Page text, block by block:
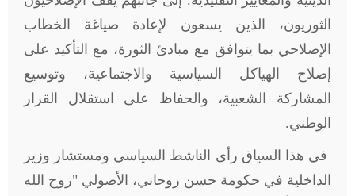
الثوريون، الذين يسعون لإعادة صياغة الخطاب
الإصلاحي بما يتوافق مع مبادئ الثورة، مع التأكيد على
إصلاح الهياكل السياسية والاجتماعية، وتوسيع
المشاركة الشعبية، والحفاظ على استقلال القرار
الوطني.
في هذا السياق رأى الناشط السياسي ومستشار وزير
الداخلية في حكومة حسن روحاني، الأصولي "روح الله